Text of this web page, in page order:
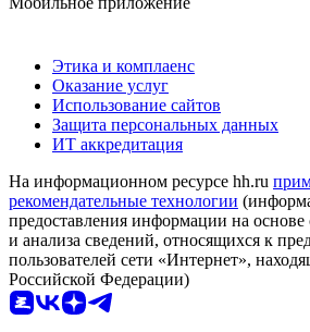
Этика и комплаенс
Оказание услуг
Использование сайтов
Защита персональных данных
ИТ аккредитация
На информационном ресурсе hh.ru
рекомендательные технологии
предоставления информации на основе
и анализа сведений, относящихся к
пользователей сети «Интернет»,
Российской Федерации)